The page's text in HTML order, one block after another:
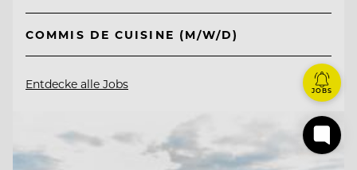
COMMIS DE CUISINE (M/W/D)
Entdecke alle Jobs JOBS